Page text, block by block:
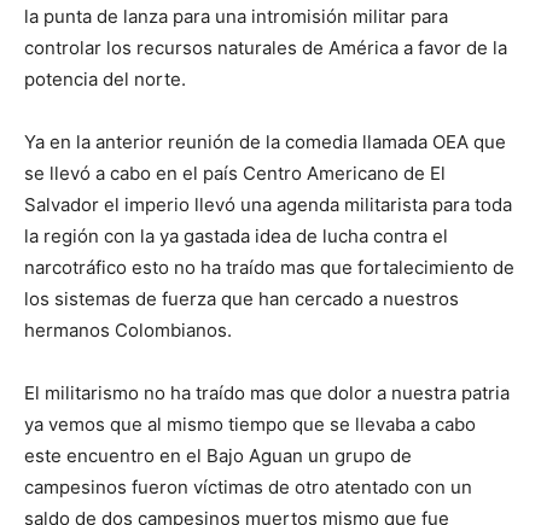
la punta de lanza para una intromisión militar para
controlar los recursos naturales de América a favor de la
potencia del norte.
Ya en la anterior reunión de la comedia llamada OEA que
se llevó a cabo en el país Centro Americano de El
Salvador el imperio llevó una agenda militarista para toda
la región con la ya gastada idea de lucha contra el
narcotráfico esto no ha traído mas que fortalecimiento de
los sistemas de fuerza que han cercado a nuestros
hermanos Colombianos.
El militarismo no ha traído mas que dolor a nuestra patria
ya vemos que al mismo tiempo que se llevaba a cabo
este encuentro en el Bajo Aguan un grupo de
campesinos fueron víctimas de otro atentado con un
saldo de dos campesinos muertos mismo que fue